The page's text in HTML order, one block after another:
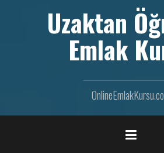
Uzaktan
Emlak